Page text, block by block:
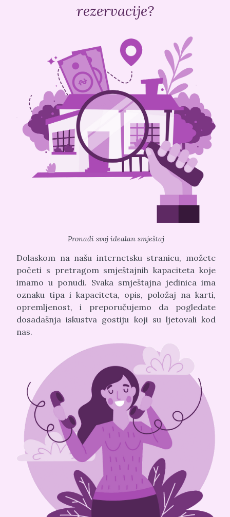
rezervacije?
Pronađi svoj idealan smještaj
Dolaskom na našu internetsku stranicu, možete
početi s pretragom smještajnih kapaciteta koje
imamo u ponudi. Svaka smještajna jedinica ima
oznaku tipa i kapaciteta, opis, položaj na karti,
opremljenost, i preporučujemo da pogledate
dosadašnja iskustva gostiju koji su ljetovali kod
nas.